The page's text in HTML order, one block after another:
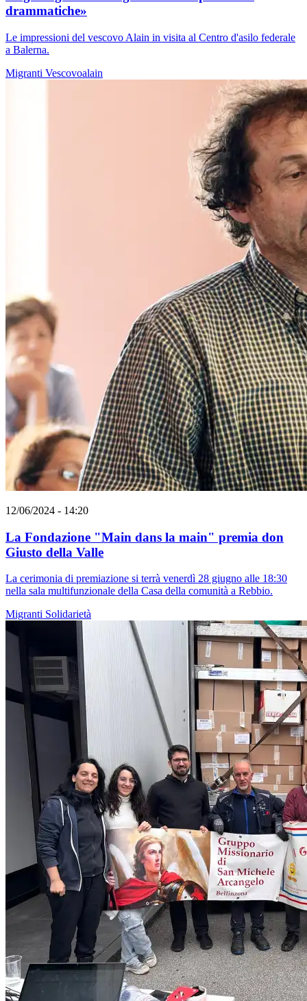
drammatiche»
Le impressioni del vescovo Alain in visita al Centro d'asilo federale
a Balerna.
Migranti Vescovoalain
12/06/2024 - 14:20
La Fondazione "Main dans la main" premia don
Giusto della Valle
La cerimonia di premiazione si terrà venerdì 28 giugno alle 18:30
nella sala multifunzionale della Casa della comunità a Rebbio.
Migranti Solidarietà